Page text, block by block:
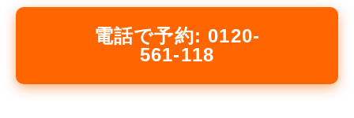
電話で予約: 0120-
561-118